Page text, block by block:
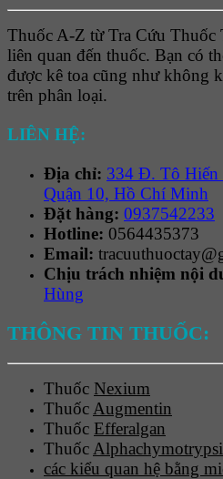
Thuốc A-Z từ Tra Cứu Thuốc
liên quan đến thuốc. Bạn có
được kê toa cũng như không
trên phân loại.
LIÊN HỆ:
Địa chỉ: 334 Đ. Tô Hiến
Quận 10, Hồ Chí Minh
Đặt hàng: 0937542233
Hotline: 0564435373
Email:
Chịu trách nhiệm nội
Hùng
THÔNG TIN THUỐC:
Thuốc Nexium
Thuốc Augmentin
Thuốc Efferalgan
Thuốc
các kiểu quan hệ bằng